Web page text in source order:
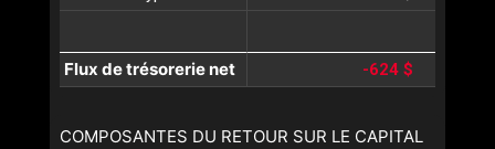
Flux de trésorerie net -624 $
COMPOSANTES DU RETOUR SUR LE CAPITAL